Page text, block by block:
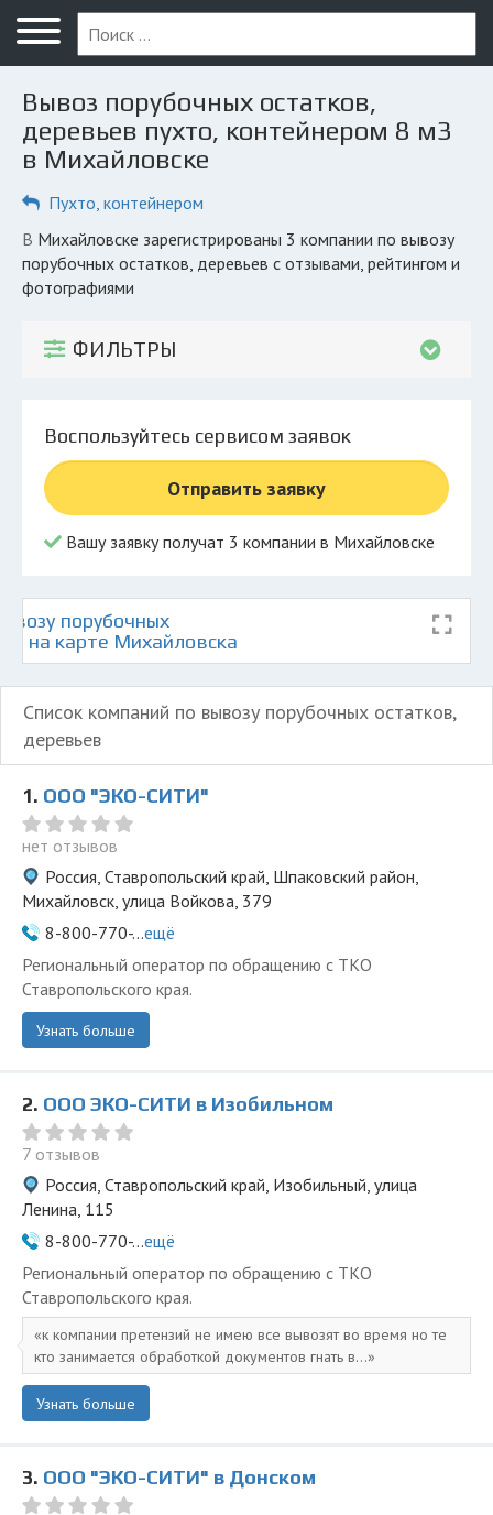
Меню
Главная
Вопрос юристу
Михайловск
ПОЛЬЗОВАТЕЛЯМ
Компании
Экоблог
Личный кабинет
Вывоз порубочных остатков,
деревьев пухто, контейнером 8 м3
в Михайловске
Пухто, контейнером
в Михайловске зарегистрированы 3 компании по вывозу
порубочных остатков, деревьев с отзывами, рейтингом и
фотографиями
ФИЛЬТРЫ
Воспользуйтесь сервисом заявок
Отправить заявку
Вашу заявку получат 3 компании в Михайловске
порубочных
на карте Михайловска
Список компаний по вывозу порубочных остатков,
деревьев
1. ООО "ЭКО-СИТИ"
нет отзывов
Россия, Ставропольский край, Шпаковский район,
Михайловск, улица Войкова, 379
8-800-770-...ещё
Региональный оператор по обращению с ТКО
Ставропольского края.
Узнать больше
2. ООО ЭКО-СИТИ в Изобильном
7 отзывов
Россия, Ставропольский край, Изобильный, улица
Ленина, 115
8-800-770-...ещё
Региональный оператор по обращению с ТКО
Ставропольского края.
к компании претензий не имею все вывозят во время но те
кто занимается обработкой документов гнать в...
Узнать больше
3. ООО "ЭКО-СИТИ" в Донском